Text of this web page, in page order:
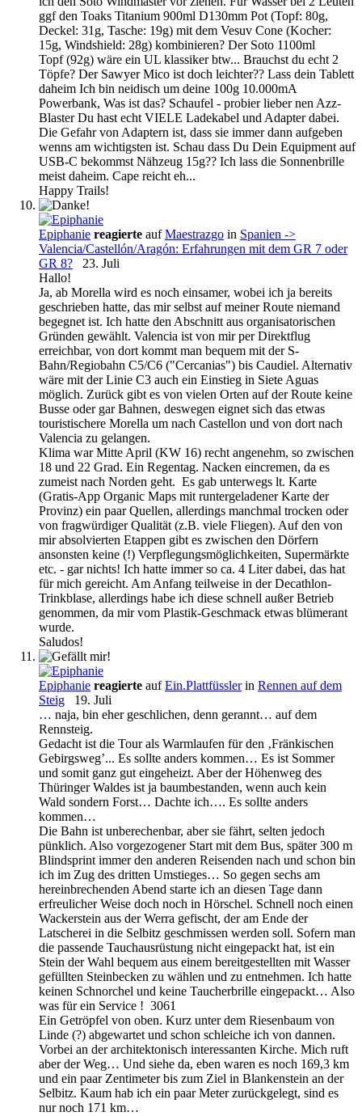
ggf den Toaks Titanium 900ml D130mm Pot (Topf: 80g,
Deckel: 31g, Tasche: 19g) mit dem Vesuv Cone (Kocher:
15g, Windshield: 28g) kombinieren? Der Soto 1100ml
Topf (92g) wäre ein UL klassiker btw... Brauchst du echt 2
Töpfe? Der Sawyer Mico ist doch leichter?? Lass dein Tablett
daheim Ich bin neidisch um deine 100g 10.000mA
Powerbank, Was ist das? Schaufel - probier lieber nen Azz-
Blaster Du hast echt VIELE Ladekabel und Adapter dabei.
Die Gefahr von Adaptern ist, dass sie immer dann aufgeben
wenns am wichtigsten ist. Schau dass Du Dein Equipment auf
USB-C bekommst Nähzeug 15g?? Ich lass die Sonnenbrille
meist daheim. Cape reicht eh...
Happy Trails!
Epiphanie reagierte aufMaestrazgo in Spanien ->
Valencia/Castellón/Aragón: Erfahrungen mit dem GR 7 oder
GR 8?
23. Juli
Hallo!
Ja, ab Morella wird es noch einsamer, wobei ich ja bereits
geschrieben hatte, das mir selbst auf meiner Route niemand
begegnet ist. Ich hatte den Abschnitt aus organisatorischen
Gründen gewählt. Valencia ist von mir per Direktflug
erreichbar, von dort kommt man bequem mit der S-
Bahn/Regiobahn C5/C6 ("Cercanias") bis Caudiel. Alternativ
wäre mit der Linie C3 auch ein Einstieg in Siete Aguas
möglich. Zurück gibt es von vielen Orten auf der Route keine
Busse oder gar Bahnen, deswegen eignet sich das etwas
touristischere Morella um nach Castellon und von dort nach
Valencia zu gelangen.
Klima war Mitte April (KW 16) recht angenehm, so zwischen
18 und 22 Grad. Ein Regentag. Nacken eincremen, da es
zumeist nach Norden geht. Es gab unterwegs lt. Karte
(Gratis-App Organic Maps mit runtergeladener Karte der
Provinz) ein paar Quellen, allerdings manchmal trocken oder
von fragwürdiger Qualität (z.B. viele Fliegen). Auf den von
mir absolvierten Etappen gibt es zwischen den Dörfern
ansonsten keine (!) Verpflegungsmöglichkeiten, Supermärkte
etc. - gar nichts! Ich hatte immer so ca. 4 Liter dabei, das hat
für mich gereicht. Am Anfang teilweise in der Decathlon-
Trinkblase, allerdings habe ich diese schnell außer Betrieb
genommen, da mir vom Plastik-Geschmack etwas blümerant
wurde.
Saludos!
Epiphanie reagierte aufEin.Plattfüsslerin Rennen auf dem
Steig
19. Juli
… naja, bin eher geschlichen, denn gerannt… auf dem
Rennsteig.
Gedacht ist die Tour als Warmlaufen für den ‚Fränkischen
Gebirgsweg’... Es sollte anders kommen… Es ist Sommer
und somit ganz gut eingeheizt. Aber der Höhenweg des
Thüringer Waldes ist ja baumbestanden, wenn auch kein
Wald sondern Forst… Dachte ich…. Es sollte anders
kommen…
Die Bahn ist unberechenbar, aber sie fährt, selten jedoch
pünklich. Also vorgezogener Start mit dem Bus, später 300 m
Blindsprint immer den anderen Reisenden nach und schon bin
ich im Zug des dritten Umstieges… So gegen sechs am
hereinbrechenden Abend starte ich an diesen Tage dann
erfreulicher Weise doch noch in Hörschel. Schnell noch einen
Wackerstein aus der Werra gefischt, der am Ende der
Latscherei in die Selbitz geschmissen werden soll. Sofern man
die passende Tauchausrüstung nicht eingepackt hat, ist ein
Stein der Wahl bequem aus einem bereitgestellten mit Wasser
gefüllten Steinbecken zu wählen und zu entnehmen. Ich hatte
keinen Schnorchel und keine Taucherbrille eingepackt… Also
was für ein Service ! 3061
Ein Getröpfel von oben. Kurz unter dem Riesenbaum von
Linde (?) abgewartet und schon schleiche ich von dannen.
Vorbei an der architektonisch interessanten Kirche. Mich ruft
aber der Weg… Und siehe da, eben waren es noch 169,3 km
und ein paar Zentimeter bis zum Ziel in Blankenstein an der
Selbitz. Kaum hab ich ein paar Meter zurückgelegt, sind es
nur noch 171 km…